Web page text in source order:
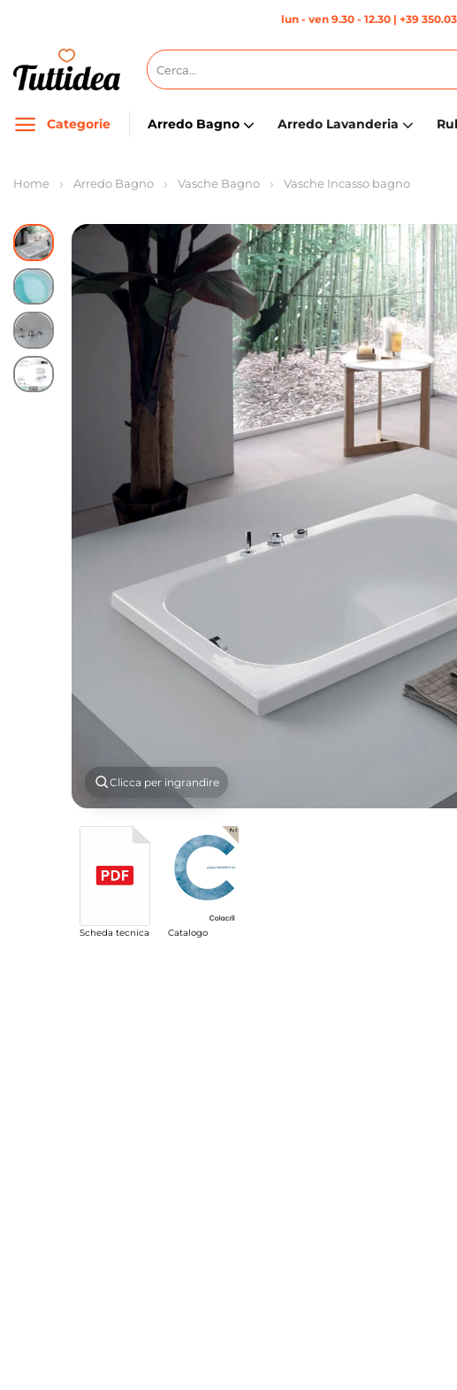
contenuti
lun - ven 9.30 - 12.30 | +39
Cerca:
Categorie Arredo Bagno Arredo Lavanderia
Home Arredo Bagno Vasche Bagno Vasche Incasso bagno
Clicca per ingrandire
Scheda tecnica Catalogo